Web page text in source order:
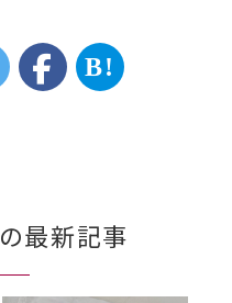
B!
最新記事